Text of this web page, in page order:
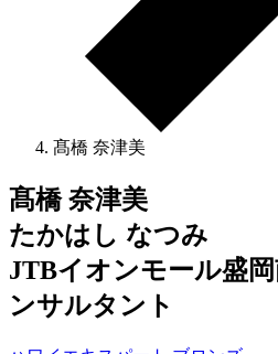
髙橋 奈津美
髙橋 奈津美
たかはし なつみ
JTBイオンモール盛
ンサルタント